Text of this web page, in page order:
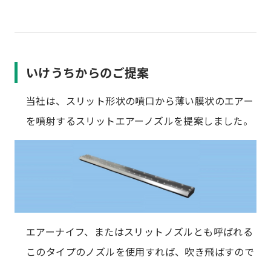
いけうちからのご提案
当社は、スリット形状の噴口から薄い膜状のエアー
を噴射するスリットエアーノズルを提案しました。
エアーナイフ、またはスリットノズルとも呼ばれる
このタイプのノズルを使用すれば、吹き飛ばすので